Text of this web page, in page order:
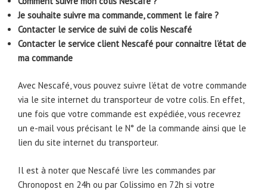
Je souhaite suivre ma commande, comment le faire ?
Contacter le service de suivi de colis Nescafé
Contacter le service client Nescafé pour connaitre l’état de
ma commande
Avec Nescafé, vous pouvez suivre l’état de votre commande
via le site internet du transporteur de votre colis. En effet,
une fois que votre commande est expédiée, vous recevrez
un e-mail vous précisant le N° de la commande ainsi que le
lien du site internet du transporteur.
Il est à noter que Nescafé livre les commandes par
Chronopost en 24h ou par Colissimo en 72h si votre